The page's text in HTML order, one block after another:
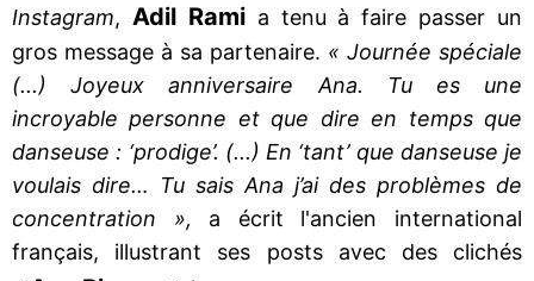
Instagram, Adil Rami a tenu à faire passer un
gros message à sa partenaire. « Journée spéciale
(...) Joyeux anniversaire Ana. Tu es une
incroyable personne et que dire en temps que
danseuse : ‘prodige’. (...) En ‘tant’ que danseuse je
voulais dire… Tu sais Ana j’ai des problèmes de
concentration », a écrit l'ancien international
français, illustrant ses posts avec des clichés